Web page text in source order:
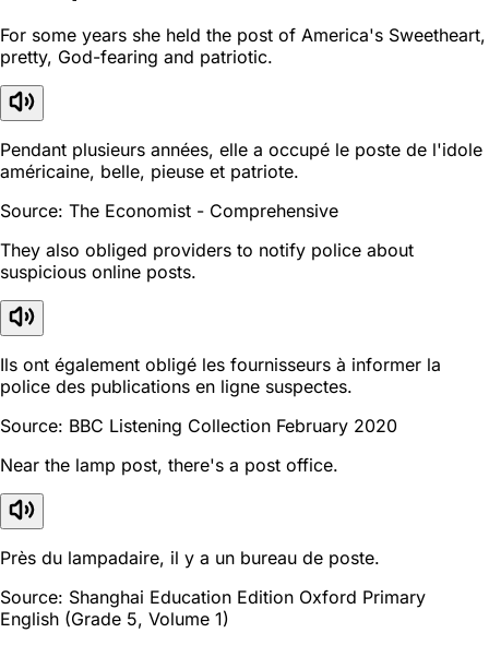
For some years she held the post of America's Sweetheart,
pretty, God-fearing and patriotic.
Pendant plusieurs années, elle a occupé le poste de l'idole
américaine, belle, pieuse et patriote.
Source: The Economist - Comprehensive
They also obliged providers to notify police about
suspicious online posts.
Ils ont également obligé les fournisseurs à informer la
police des publications en ligne suspectes.
Source: BBC Listening Collection February 2020
Near the lamp post, there's a post office.
Près du lampadaire, il y a un bureau de poste.
Source: Shanghai Education Edition Oxford Primary
English (Grade 5, Volume 1)